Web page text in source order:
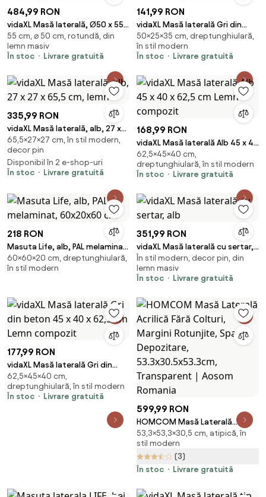
484,99 RON
vidaXL Masă laterală, Ø50 x 55
cm, lemn masiv de mango
55 cm, ⌀ 50 cm, rotundă, din
lemn masiv
În stoc
Livrare gratuită
141,99 RON
vidaXL Masă laterală Gri din
beton 35 x 25 x 50 cm Lemn
compozit
50×25×35 cm, dreptunghiulară,
în stil modern
În stoc
Livrare gratuită
335,99 RON
vidaXL Masă laterală, alb, 27 x
27 x 65,5 cm, lemn
65,5×27×27 cm, în stil modern,
decor pin
Disponibil în 2 e-shop-uri
În stoc
Livrare gratuită
168,99 RON
vidaXL Masă laterală Alb 45 x 40
x 62,5 cm Lemn compozit
62,5×45×40 cm,
dreptunghiulară, în stil modern
În stoc
Livrare gratuită
218 RON
Masuta Life, alb, PAL melaminat,
60x20x60 cm
60×60×20 cm, dreptunghiulară,
în stil modern
351,99 RON
vidaXL Masă laterală cu sertar,
alb
În stil modern, decor pin, din
lemn masiv
În stoc
Livrare gratuită
177,99 RON
vidaXL Masă laterală Gri din
beton 45 x 40 x 62,5 cm Lemn
compozit
62,5×45×40 cm,
dreptunghiulară, în stil modern
În stoc
Livrare gratuită
599,99 RON
HOMCOM Masă Laterală
Acrilică Fără Colturi, Margini
Rotunjite, Spațiu Depozitare,
53.3x30.5x53.3cm, Transparent
| Aosom Romania
53,3×53,3×30,5 cm, atipică, în
stil modern
(3)
În stoc
Livrare gratuită